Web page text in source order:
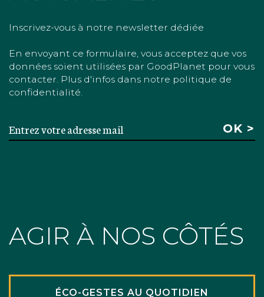
Inscrivez-vous à notre newsletter dédiée
En envoyant ce formulaire, vous acceptez que vos
données soient utilisées par GoodPlanet pour vous
contacter. Plus d'infos dans notre politique de
confidentialité.
AGIR À NOS CÔTÉS
ÉCO-GESTES AU QUOTIDIEN